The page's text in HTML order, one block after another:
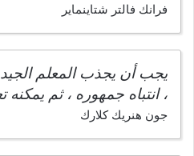
فرانك فالتر شتاينماير
يجب أن يجذب المعلم الجيد
، انتباه جمهوره ، ثم يمكنه
جون هنريك كلارك